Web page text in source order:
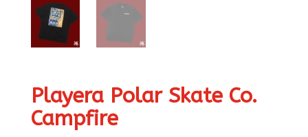
Playera Polar Skate Co.
Campfire